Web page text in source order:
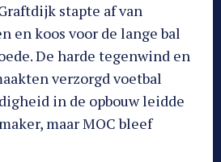
stapte af van
en koos voor de lange bal
De harde tegenwind en
verzorgd voetbal
in de opbouw leidde
maar MOC bleef